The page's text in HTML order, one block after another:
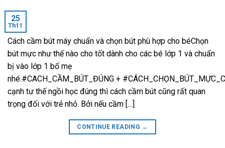
25
Th11
Cách cầm bút máy chuẩn và chọn bút phù hợp cho béChọn
bút mực như thế nào cho tốt dành cho các bé lớp 1 và chuẩn
bị vào lớp 1 bố mẹ
nhé.#CACH_CẦM_BÚT_ĐÚNG +
cạnh tư thế ngồi học đúng thì cách cầm bút cũng rất quan
trọng đối với trẻ nhỏ. Bởi nếu cầm […]
CONTINUE READING →